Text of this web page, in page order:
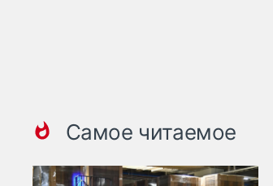
Самое читаемое